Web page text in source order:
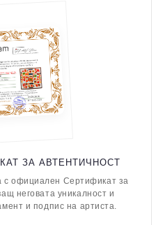
ЗА АВТЕНТИЧНОСТ
с официален Сертификат за
неговата уникалност и
и подпис на артиста.